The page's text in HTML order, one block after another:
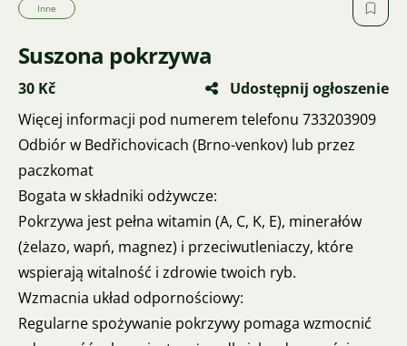
Inne
Suszona pokrzywa
30 Kč
Udostępnij ogłoszenie
Więcej informacji pod numerem telefonu 733203909
Odbiór w Bedřichovicach (Brno-venkov) lub przez
paczkomat
Bogata w składniki odżywcze:
Pokrzywa jest pełna witamin (A, C, K, E), minerałów
(żelazo, wapń, magnez) i przeciwutleniaczy, które
wspierają witalność i zdrowie twoich ryb.
Wzmacnia układ odpornościowy:
Regularne spożywanie pokrzywy pomaga wzmocnić